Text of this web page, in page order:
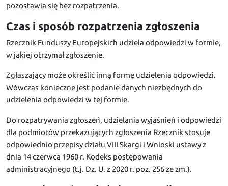
pozostawia się bez rozpatrzenia.
Czas i sposób rozpatrzenia zgłoszenia
Rzecznik Funduszy Europejskich udziela odpowiedzi w formie,
w jakiej otrzymał zgłoszenie.
Zgłaszający może określić inną formę udzielenia odpowiedzi.
Wówczas konieczne jest podanie danych niezbędnych do
udzielenia odpowiedzi w tej formie.
Do rozpatrywania zgłoszeń, udzielania wyjaśnień i odpowiedzi
dla podmiotów przekazujących zgłoszenia Rzecznik stosuje
odpowiednio przepisy działu VIII Skargi i Wnioski ustawy z
dnia 14 czerwca 1960 r. Kodeks postępowania
administracyjnego (t.j. Dz. U. z 2020 r. poz. 256 ze zm.).